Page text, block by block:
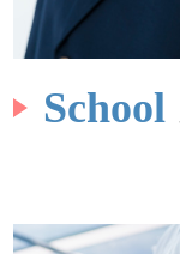
School